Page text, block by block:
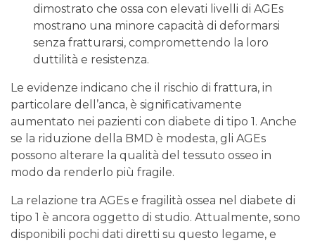
dimostrato che ossa con elevati livelli di AGEs
mostrano una minore capacità di deformarsi
senza fratturarsi, compromettendo la loro
duttilità e resistenza.
Le evidenze indicano che il rischio di frattura, in
particolare dell’anca, è significativamente
aumentato nei pazienti con diabete di tipo 1. Anche
se la riduzione della BMD è modesta, gli AGEs
possono alterare la qualità del tessuto osseo in
modo da renderlo più fragile.
La relazione tra AGEs e fragilità ossea nel diabete di
tipo 1 è ancora oggetto di studio. Attualmente, sono
disponibili pochi dati diretti su questo legame, e